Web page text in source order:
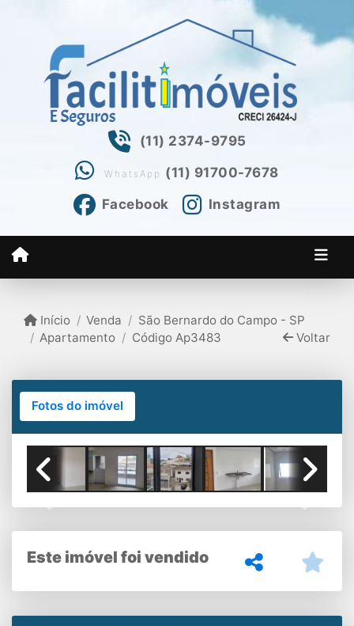
(11) 2374-9795
WhatsApp (11) 91700-7678
Facebook Instagram
Início Venda
São Bernardo do Campo - SP
Apartamento
Código Ap3483 Voltar
Fotos do imóvel
Este imóvel foi vendido